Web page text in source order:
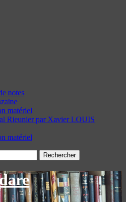
notes
matériel
Rieunier par Xavier LOUIS
matériel